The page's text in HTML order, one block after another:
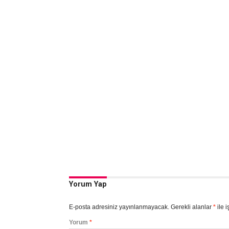
Yorum Yap
E-posta adresiniz yayınlanmayacak. Gerekli alanlar *ile
Yorum *